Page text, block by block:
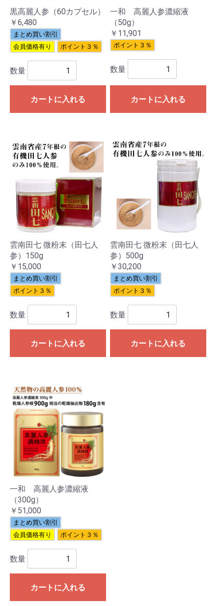
黒高麗人参（60カプセル）
￥6,480
まとめ買い割引
会員価格有り
ポイント３％
数量
カートに入れる
一和 高麗人参濃縮液
（50g）
￥11,901
ポイント３％
数量
カートに入れる
雲南田七 微粉末（田七人
参）150g
￥15,000
まとめ買い割引
ポイント３％
数量
カートに入れる
雲南田七 微粉末（田七人
参）500g
￥30,200
まとめ買い割引
ポイント３％
数量
カートに入れる
一和 高麗人参濃縮液
（300g）
￥51,000
まとめ買い割引
会員価格有り
ポイント３％
数量
カートに入れる